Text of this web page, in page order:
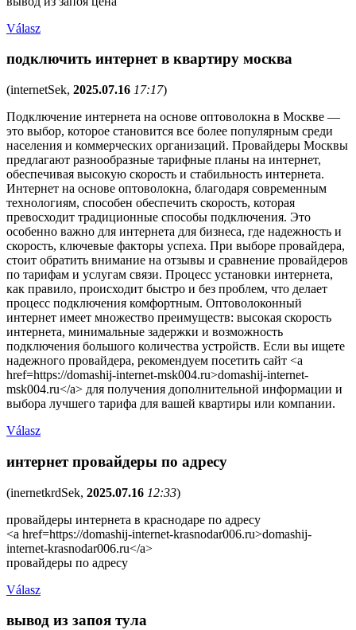
Válasz
подключить интернет в квартиру москва
(internetSek, 2025.07.16 17:17)
Подключение интернета на основе оптоволокна в Москве —
это выбор, которое становится все более популярным среди
населения и коммерческих организаций. Провайдеры Москвы
предлагают разнообразные тарифные планы на интернет,
обеспечивая высокую скорость и стабильность интернета.
Интернет на основе оптоволокна, благодаря современным
технологиям, способен обеспечить скорость, которая
превосходит традиционные способы подключения. Это
особенно важно для интернета для бизнеса, где надежность и
скорость, ключевые факторы успеха. При выборе провайдера,
стоит обратить внимание на отзывы и сравнение провайдеров
по тарифам и услугам связи. Процесс установки интернета,
как правило, происходит быстро и без проблем, что делает
процесс подключения комфортным. Оптоволоконный
интернет имеет множество преимуществ: высокая скорость
интернета, минимальные задержки и возможность
подключения большого количества устройств. Если вы ищете
надежного провайдера, рекомендуем посетить сайт <a
href=https://domashij-internet-msk004.ru>domashij-internet-
msk004.ru</a> для получения дополнительной информации и
выбора лучшего тарифа для вашей квартиры или компании.
Válasz
интернет провайдеры по адресу
(inernetkrdSek, 2025.07.16 12:33)
провайдеры интернета в краснодаре по адресу
<a href=https://domashij-internet-krasnodar006.ru>domashij-
internet-krasnodar006.ru</a>
провайдеры по адресу
Válasz
вывод из запоя тула